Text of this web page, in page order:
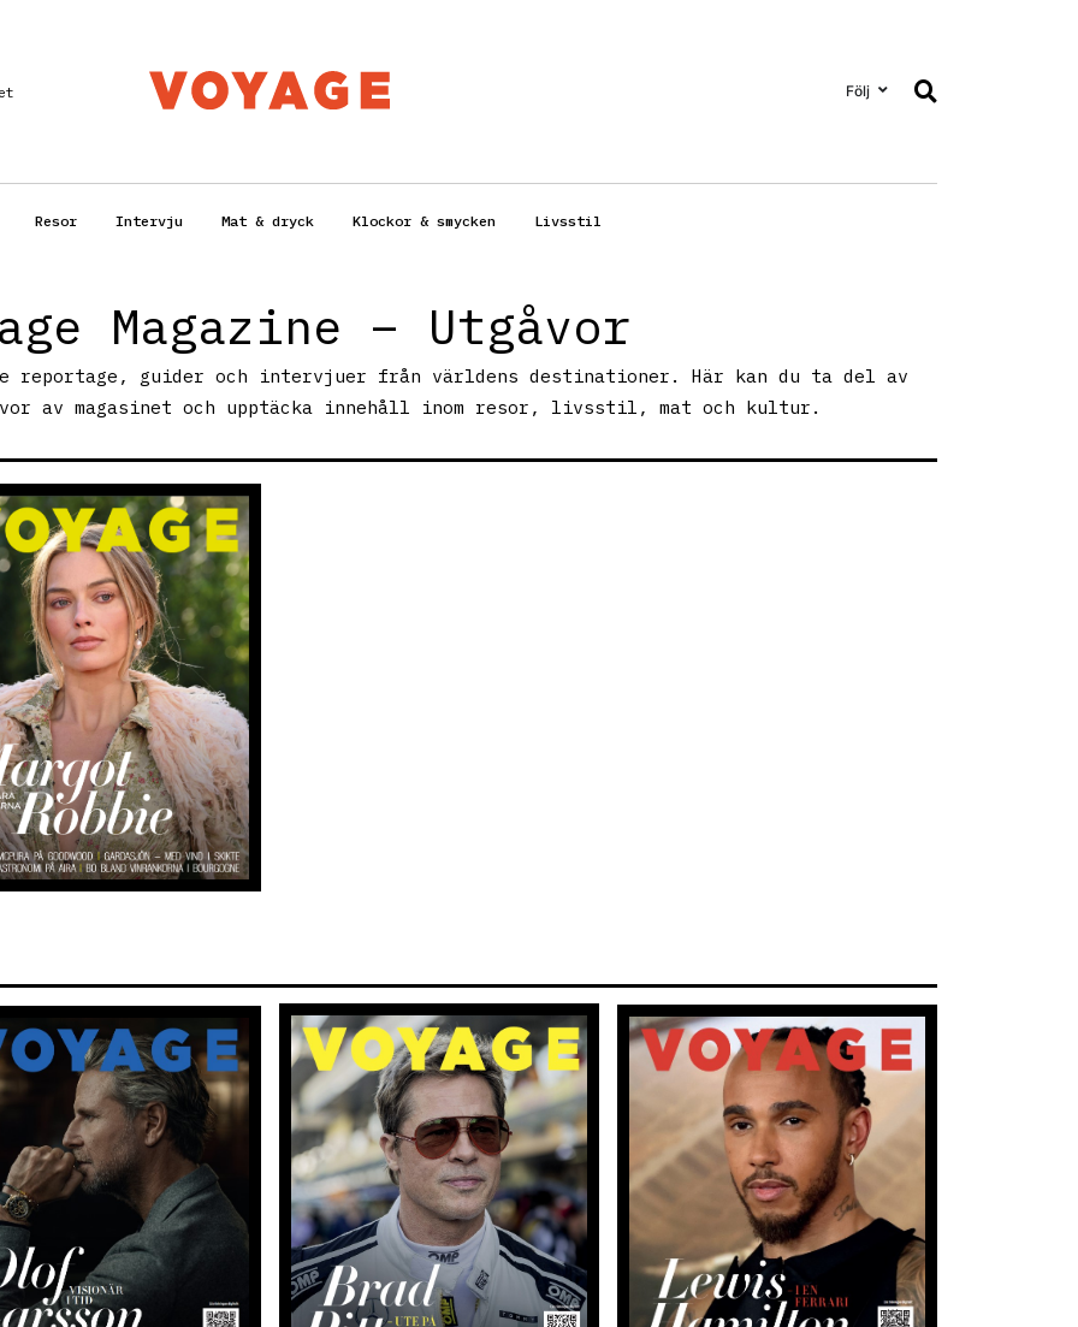
Följ
Resor Intervju Mat & dryck Klockor & smycken Livsstil
Magazine – Utgåvor
reportage, guider och intervjuer från världens destinationer. Här kan du ta del av
av magasinet och upptäcka innehåll inom resor, livsstil, mat och kultur.